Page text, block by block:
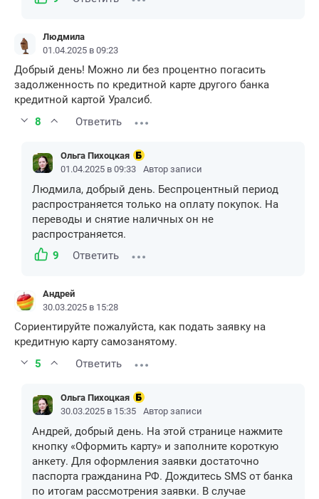
Людмила
01.04.2025 в 09:23
Добрый день! Можно ли без процентно погасить
задолженность по кредитной карте другого банка
кредитной картой Уралсиб.
8
Ответить
Ольга Пихоцкая
01.04.2025 в 09:33
Автор записи
Людмила, добрый день. Беспроцентный период
распространяется только на оплату покупок. На
переводы и снятие наличных он не
распространяется.
9
Ответить
Андрей
30.03.2025 в 15:28
Сориентируйте пожалуйста, как подать заявку на
кредитную карту самозанятому.
5
Ответить
Ольга Пихоцкая
30.03.2025 в 15:35
Автор записи
Андрей, добрый день. На этой странице нажмите
кнопку «Оформить карту» и заполните короткую
анкету. Для оформления заявки достаточно
паспорта гражданина РФ. Дождитесь SMS от банка
по итогам рассмотрения заявки. В случае